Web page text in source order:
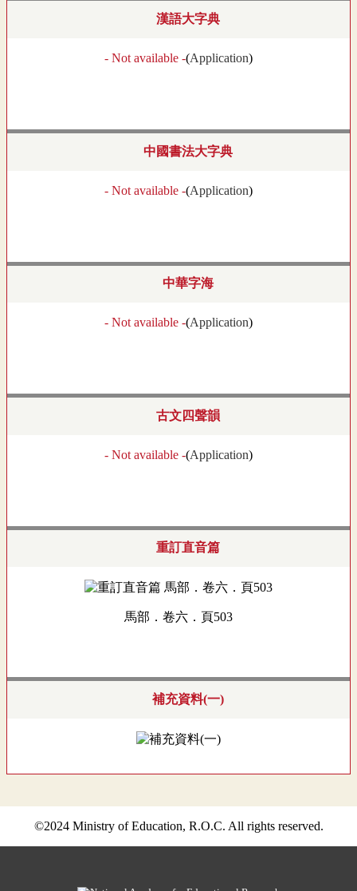
漢語大字典
- Not available -(Application)
中國書法大字典
- Not available -(Application)
中華字海
- Not available -(Application)
古文四聲韻
- Not available -(Application)
重訂直音篇
馬部．卷六．頁503
補充資料(一)
©2024 Ministry of Education, R.O.C. All rights reserved.